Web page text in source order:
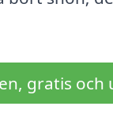
gratis